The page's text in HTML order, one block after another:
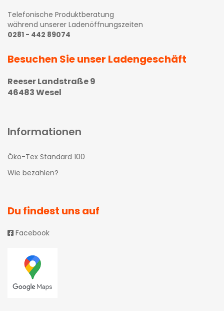
Telefonische Produktberatung
während unserer Ladenöffnungszeiten
0281 - 442 89074
Besuchen Sie unser Ladengeschäft
Reeser Landstraße 9
46483 Wesel
Informationen
Öko-Tex Standard 100
Wie bezahlen?
Du findest uns auf
Facebook